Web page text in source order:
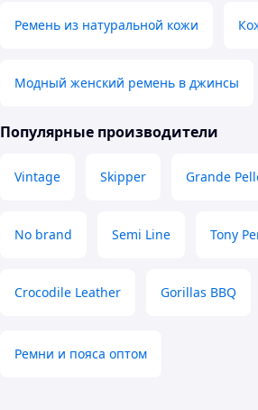
Ремень из натуральной кожи
Модный женский ремень в джинсы
Популярные производители
Vintage Skipper Grande
No brand Semi Line Tony
Crocodile Leather Gorillas BBQ
Ремни и пояса оптом